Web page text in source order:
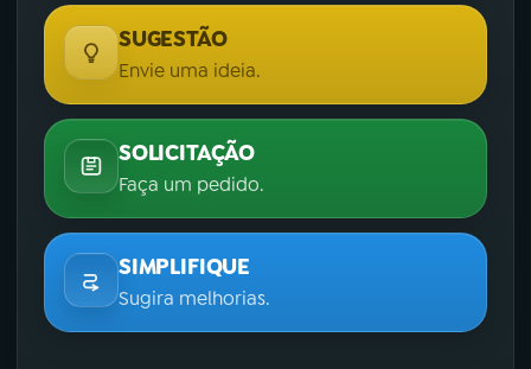
SUGESTÃO
Envie uma ideia.
SOLICITAÇÃO
Faça um pedido.
SIMPLIFIQUE
Sugira melhorias.